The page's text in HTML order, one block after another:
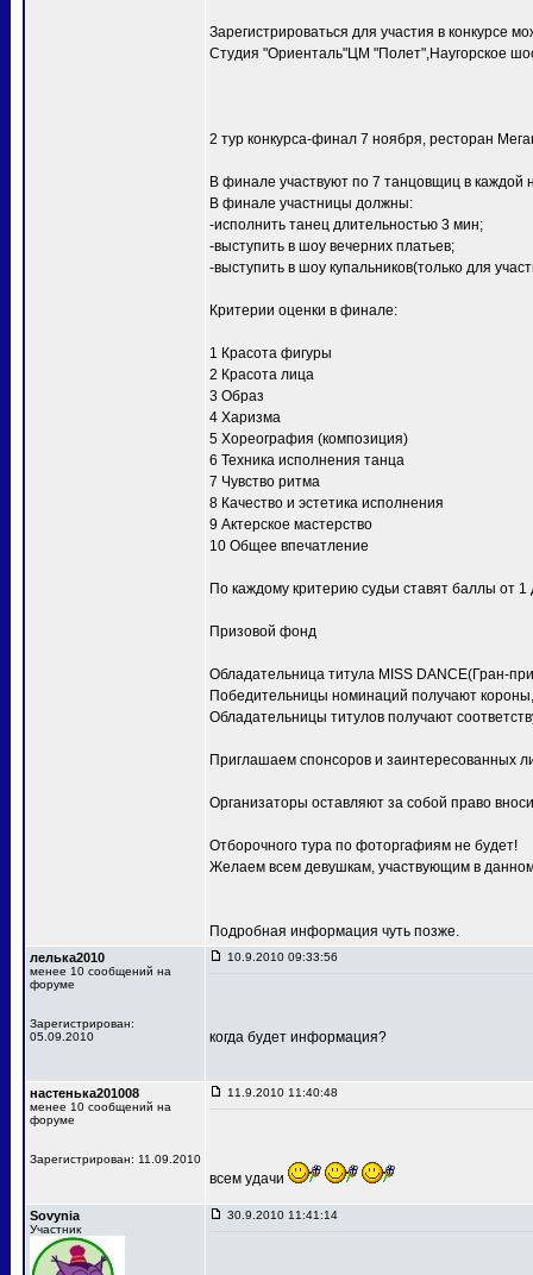
Зарегистрироваться для участия в конкурсе
Студия "Ориенталь"ЦМ "Полет",Наугорское
2 тур конкурса-финал 7 ноября, ресторан
В финале участвуют по 7 танцовщиц в каждой
В финале участницы должны:
-исполнить танец длительностью 3 мин;
-выступить в шоу вечерних платьев;
-выступить в шоу купальников(только для
Критерии оценки в финале:
1 Красота фигуры
2 Красота лица
3 Образ
4 Харизма
5 Хореография (композиция)
6 Техника исполнения танца
7 Чувство ритма
8 Качество и эстетика исполнения
9 Актерское мастерство
10 Общее впечатление
По каждому критерию судьи ставят баллы от
Призовой фонд
Обладательница титула MISS DANCE(Гран-
Победительницы номинаций получают
Обладательницы титулов получают
Приглашаем спонсоров и заинтересованных
Организаторы оставляют за собой право
Отборочного тура по фоторгафиям не будет!
Желаем всем девушкам, участвующим в данном
Подробная информация чуть позже.
лелька2010
менее 10 сообщений на
форуме
Зарегистрирован:
05.09.2010
10.9.2010 09:33:56
когда будет информация?
настенька201008
менее 10 сообщений на
форуме
Зарегистрирован: 11.09.2010
11.9.2010 11:40:48
всем удачи
Sovynia
Участник
30.9.2010 11:41:14